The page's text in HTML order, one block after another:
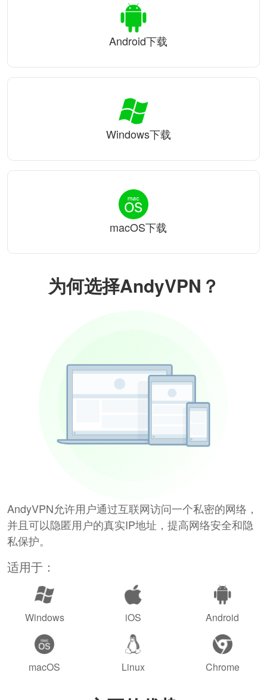
为何选择AndyVPN？
AndyVPN允许用户通过互联网访问一个私密的网络，
并且可以隐匿用户的真实IP地址，提高网络安全和隐
私保护。
适用于：
Windows iOS Android
macOS Linux Chrome
Android下载
Windows下载
macOS下载